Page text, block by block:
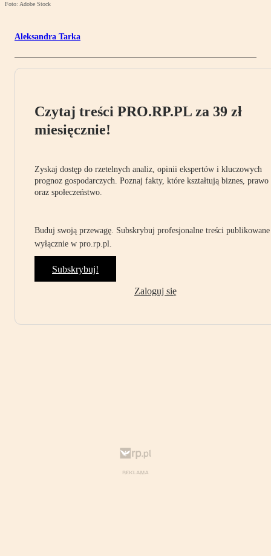
Foto: Adobe Stock
Aleksandra Tarka
Czytaj treści PRO.RP.PL za 39 zł
miesięcznie!
Zyskaj dostęp do rzetelnych analiz, opinii ekspertów i kluczowych
prognoz gospodarczych. Poznaj fakty, które kształtują biznes, prawo
oraz społeczeństwo.
Buduj swoją przewagę. Subskrybuj profesjonalne treści publikowane
wyłącznie w pro.rp.pl.
Subskrybuj!
Zaloguj się